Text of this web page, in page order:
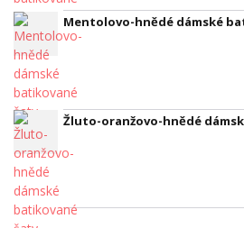
Mentolovo-hnědé dámské
Žluto-oranžovo-hnědé